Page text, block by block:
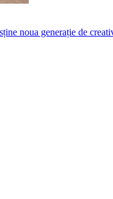
noua generație de